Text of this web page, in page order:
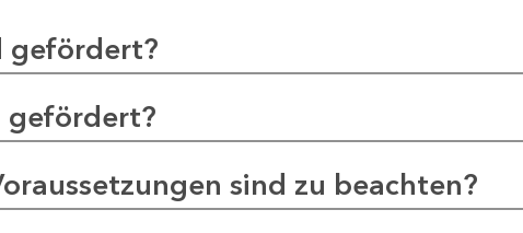
gefördert?
gefördert?
sind zu beachten?